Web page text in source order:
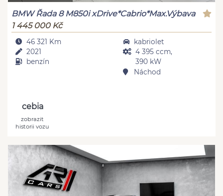
BMW Řada 8 M850i xDrive*Cabrio*Max.Výbava
1 445 000 Kč
46 321 Km
2021
benzín
kabriolet
4 395 ccm,
390 kW
Náchod
cebia
zobrazit
historii vozu